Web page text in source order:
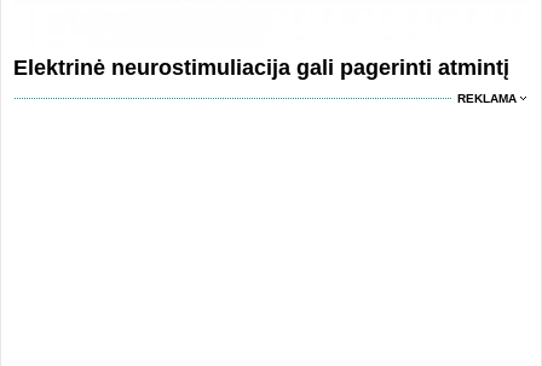
Elektrinė neurostimuliacija gali pagerinti atmintį
REKLAMA